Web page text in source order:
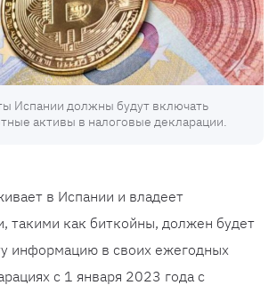
Испании должны будут включать
активы в налоговые декларации.
в Испании и владеет
такими как биткойны, должен будет
информацию в своих ежегодных
с 1 января 2023 года с